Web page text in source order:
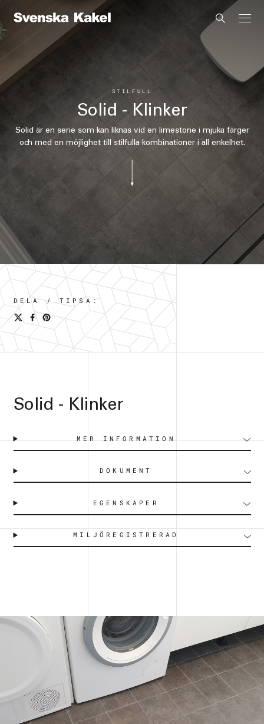
STILFULL
Solid - Klinker
Solid är en serie som kan liknas vid en limestone i mjuka färger
och med en möjlighet till stilfulla kombinationer i all enkelhet.
DELA / TIPSA:
Solid - Klinker
MER INFORMATION
DOKUMENT
EGENSKAPER
MILJÖREGISTRERAD